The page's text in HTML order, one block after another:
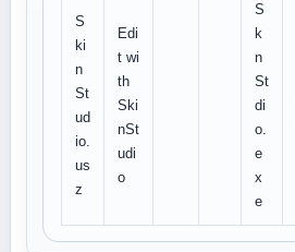
S
ki
n
St
ud
io.
us
z
Edi
t wi
th
Ski
nSt
udi
o
S
k
n
St
di
o.
e
x
e